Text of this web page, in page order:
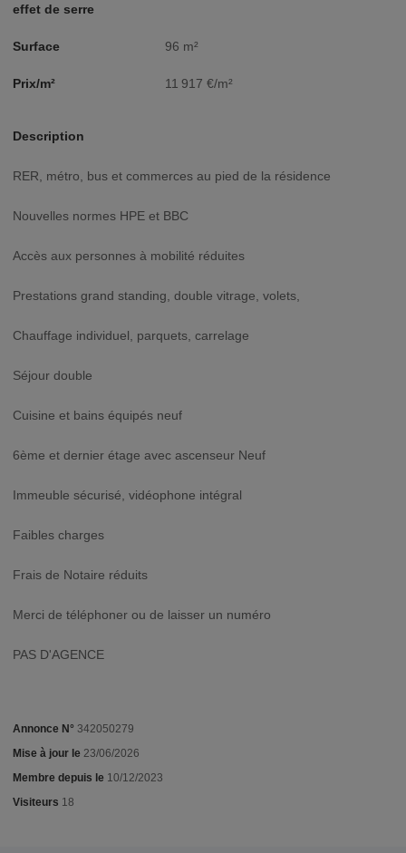
effet de serre
Surface 96 m²
Prix/m² 11 917 €/m²
Description
RER, métro, bus et commerces au pied de la résidence
Nouvelles normes HPE et BBC
Accès aux personnes à mobilité réduites
Prestations grand standing, double vitrage, volets,
Chauffage individuel, parquets, carrelage
Séjour double
Cuisine et bains équipés neuf
6ème et dernier étage avec ascenseur Neuf
Immeuble sécurisé, vidéophone intégral
Faibles charges
Frais de Notaire réduits
Merci de téléphoner ou de laisser un numéro
PAS D'AGENCE
Annonce N° 342050279
Mise à jour le 23/06/2026
Membre depuis le 10/12/2023
Visiteurs 18